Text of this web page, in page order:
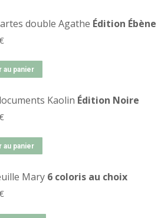
double Agathe Édition Ébène
au panier
Kaolin Édition Noire
au panier
Mary 6 coloris au choix